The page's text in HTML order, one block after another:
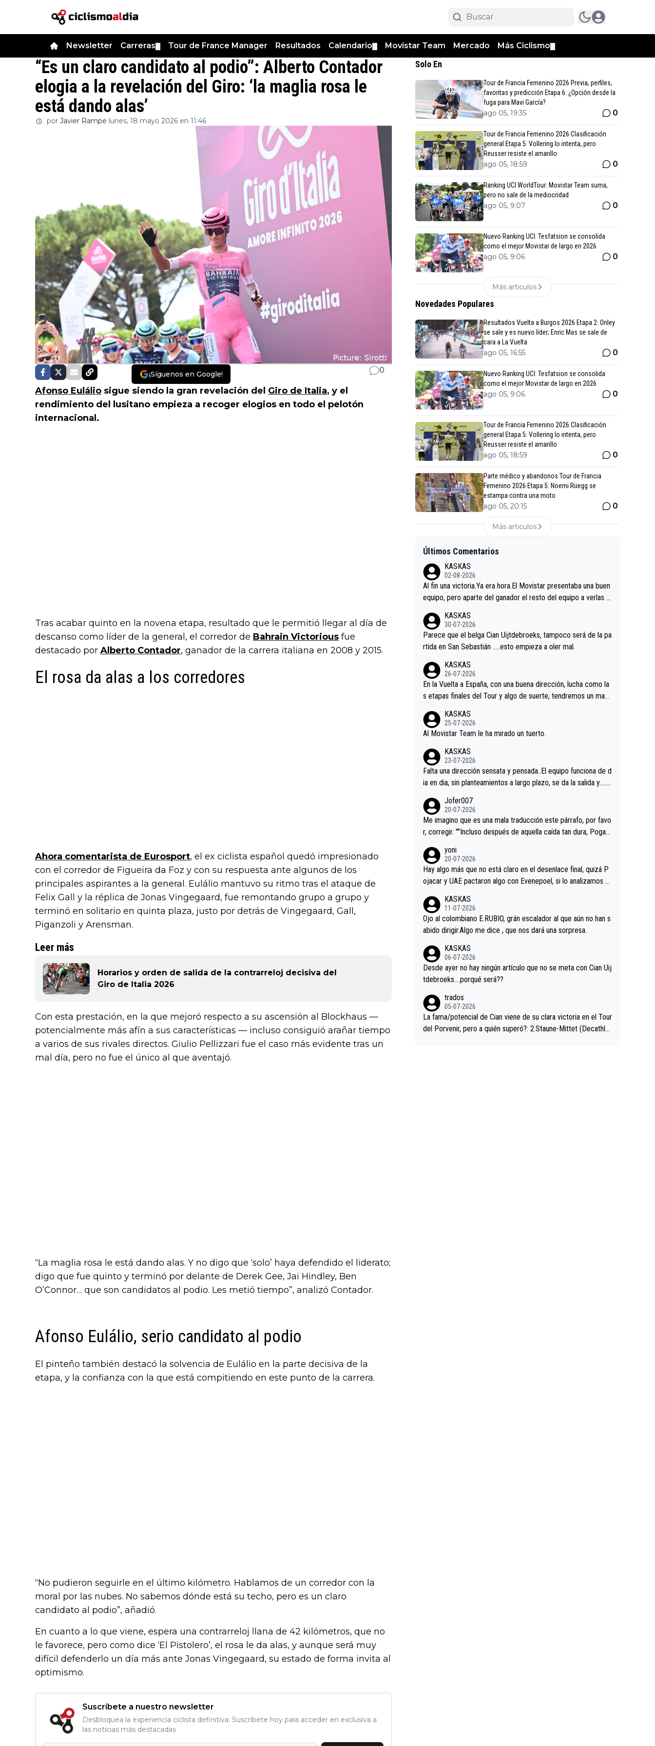
Newsletter Carreras Tour de France Manager Resultados Calendario Movistar Team Mercado Más Ciclismo
“Es un claro candidato al podio”: Alberto Contador
elogia a la revelación del Giro: ‘la maglia rosa le
está dando alas’
por Javier Rampe lunes, 18 mayo 2026 en 11:46
¡Síguenos en Google! 0
Afonso Eulálio sigue siendo la gran revelación del Giro de Italia, y el
rendimiento del lusitano empieza a recoger elogios en todo el pelotón
internacional.
Tras acabar quinto en la novena etapa, resultado que le permitió llegar al día de
descanso como líder de la general, el corredor de Bahrain Victorious fue
destacado por Alberto Contador, ganador de la carrera italiana en 2008 y 2015.
El rosa da alas a los corredores
Ahora comentarista de Eurosport, el ex ciclista español quedó impresionado
con el corredor de Figueira da Foz y con su respuesta ante algunos de los
principales aspirantes a la general. Eulálio mantuvo su ritmo tras el ataque de
Felix Gall y la réplica de Jonas Vingegaard, fue remontando grupo a grupo y
terminó en solitario en quinta plaza, justo por detrás de Vingegaard, Gall,
Piganzoli y Arensman.
Leer más
Horarios y orden de salida de la contrarreloj decisiva del
Giro de Italia 2026
Con esta prestación, en la que mejoró respecto a su ascensión al Blockhaus —
potencialmente más afín a sus características — incluso consiguió arañar tiempo
a varios de sus rivales directos. Giulio Pellizzari fue el caso más evidente tras un
mal día, pero no fue el único al que aventajó.
“La maglia rosa le está dando alas. Y no digo que ‘solo’ haya defendido el liderato;
digo que fue quinto y terminó por delante de Derek Gee, Jai Hindley, Ben
O’Connor… que son candidatos al podio. Les metió tiempo”, analizó Contador.
Afonso Eulálio, serio candidato al podio
El pinteño también destacó la solvencia de Eulálio en la parte decisiva de la
etapa, y la confianza con la que está compitiendo en este punto de la carrera.
“No pudieron seguirle en el último kilómetro. Hablamos de un corredor con la
moral por las nubes. No sabemos dónde está su techo, pero es un claro
candidato al podio”, añadió.
En cuanto a lo que viene, espera una contrarreloj llana de 42 kilómetros, que no
le favorece, pero como dice ‘El Pistolero’, el rosa le da alas, y aunque será muy
difícil defenderlo un día más ante Jonas Vingegaard, su estado de forma invita al
optimismo.
Suscríbete a nuestro newsletter
Desbloquea la experiencia ciclista definitiva: Suscríbete hoy para acceder en exclusiva a
las noticias más destacadas
Solo En
Tour de Francia Femenino 2026 Previa, perfiles,
favoritas y predicción Etapa 6: ¿Opción desde la
fuga para Mavi García?
ago 05, 19:35 0
Tour de Francia Femenino 2026 Clasificación
general Etapa 5: Vollering lo intenta, pero
Reusser resiste el amarillo
ago 05, 18:59 0
Ranking UCI WorldTour: Movistar Team suma,
pero no sale de la mediocridad
ago 05, 9:07 0
Nuevo Ranking UCI: Tesfatsion se consolida
como el mejor Movistar de largo en 2026
ago 05, 9:06 0
Más articulos
Novedades Populares
Resultados Vuelta a Burgos 2026 Etapa 2: Onley
se sale y es nuevo líder; Enric Mas se sale de
cara a La Vuelta
ago 05, 16:55 0
Nuevo Ranking UCI: Tesfatsion se consolida
como el mejor Movistar de largo en 2026
ago 05, 9:06 0
Tour de Francia Femenino 2026 Clasificación
general Etapa 5: Vollering lo intenta, pero
Reusser resiste el amarillo
ago 05, 18:59 0
Parte médico y abandonos Tour de Francia
Femenino 2026 Etapa 5: Noemi Rüegg se
estampa contra una moto
ago 05, 20:15 0
Más articulos
Últimos Comentarios
KASKAS
02-08-2026
Al fin una victoria.Ya era hora.El Movistar presentaba una buen
equipo, pero aparte del ganador el resto del equipo a verlas v
es.La única buena noticia es la mejoría de Enric Más en San S
ebastian.Si en la Vuelta a Burgos sigue la mejoría, podríamos t
ener alguna sorpresa en la Vuelta.Ojalá.
KASKAS
30-07-2026
Parece que el belga Cian Uijtdebroeks, tampoco será de la pa
rtida en San Sebastián …..esto empieza a oler mal.
KASKAS
26-07-2026
En la Vuelta a España, con una buena dirección, lucha como la
s etapas finales del Tour y algo de suerte, tendremos un magn
KASKAS
25-07-2026
Al Movistar Team le ha mirado un tuerto.
KASKAS
23-07-2026
Falta una dirección sensata y pensada..El equipo funciona de d
ia en dia, sin planteamientos a largo plazo, se da la salida y…..v
a, Minguez, Velez etc etc.Me da pena vivir estos momentos t
an tristes sin victorias.
Jofer007
20-07-2026
Me imagino que es una mala traducción este párrafo, por favo
r, corregir. ""Incluso después de aquella caída tan dura, Pogac
rd permaneció pegado a su rueda. Parecía increíble la forma
en la que era capaz de controlar el miedo", recordó."
yoni
20-07-2026
Hay algo más que no está claro en el desenlace final, quizá P
ojacar y UAE pactaron algo con Evenepoel, si lo analizamos P
casi sin pedalear, luego está el saludo con Evenepoel dándose
la mano de una manera muy fraternal, más allá de los típicos t
oques en el hombro con que saludaba a Vingegard. Ahí hubo u
o aprieta, a ver si por querer poner a Del Toro con calzador e
n posición de podio UAE y Pojacar se van complicar el tour.
KASKAS
11-07-2026
Ojo al colombiano E.RUBIO, grán escalador al que aún no han s
abido dirigir.Algo me dice , que nos dará una sorpresa.
KASKAS
06-07-2026
Desde ayer no hay ningún artículo que no se meta con Cian Uij
tdebroeks….porqué será??
trados
05-07-2026
La fama/potencial de Cian viene de su clara victoria en el Tour
del Porvenir, pero a quién superó?: 2.Staune-Mittet (Decathlo